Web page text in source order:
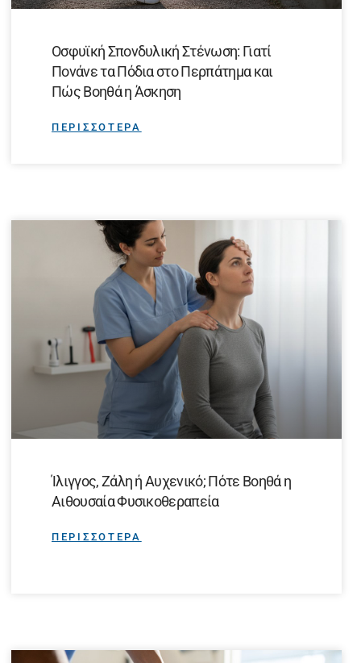
Οσφυϊκή Σπονδυλική Στένωση: Γιατί
Πονάνε τα Πόδια στο Περπάτημα και
Πώς Βοηθά η Άσκηση
ΠΕΡΙΣΣΟΤΕΡΑ
Ίλιγγος, Ζάλη ή Αυχενικό; Πότε Βοηθά η
Αιθουσαία Φυσικοθεραπεία
ΠΕΡΙΣΣΟΤΕΡΑ